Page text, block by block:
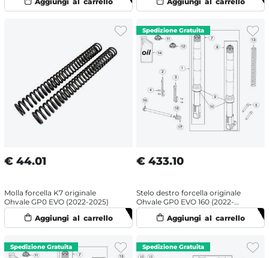
€ 44.01
Molla forcella K7 originale
Ohvale GP0 EVO (2022-2025)
€ 433.10
Stelo destro forcella originale
Ohvale GP0 EVO 160 (2022-
2025) OHRacing